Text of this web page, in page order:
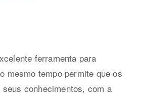
ferramenta para
mesmo tempo permite que os
conhecimentos, com a